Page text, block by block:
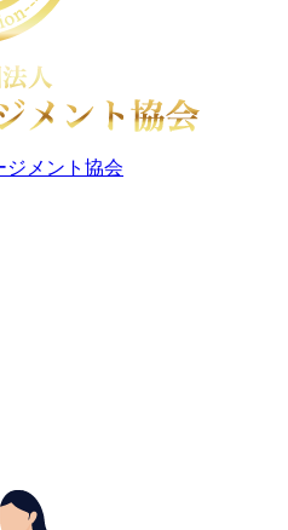
ジメント協会